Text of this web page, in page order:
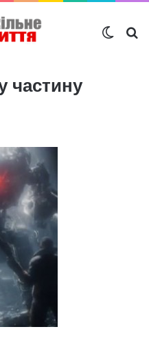
частину